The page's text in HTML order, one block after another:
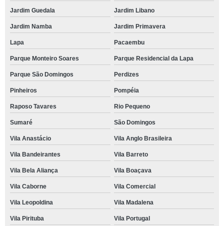
Jardim Guedala Jardim Libano
Jardim Namba Jardim Primavera
Lapa Pacaembu
Parque Monteiro Soares Parque Residencial da Lapa
Parque São Domingos Perdizes
Pinheiros Pompéia
Raposo Tavares Rio Pequeno
Sumaré São Domingos
Vila Anastácio Vila Anglo Brasileira
Vila Bandeirantes Vila Barreto
Vila Bela Aliança Vila Boaçava
Vila Caborne Vila Comercial
Vila Leopoldina Vila Madalena
Vila Pirituba Vila Portugal